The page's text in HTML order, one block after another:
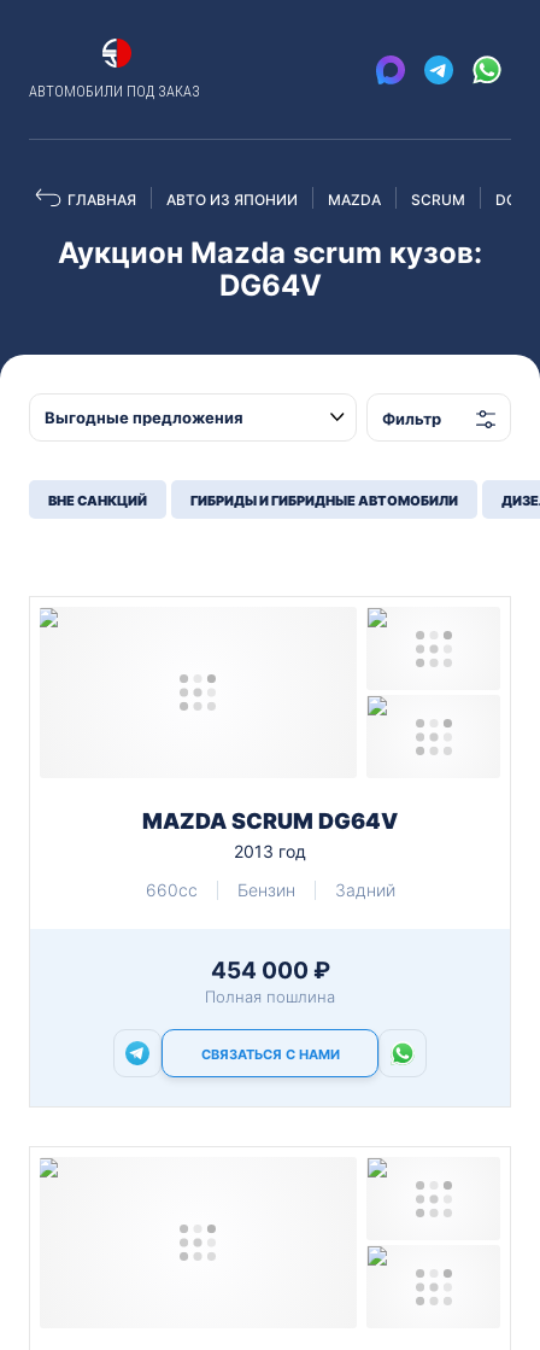
АВТОМОБИЛИ ПОД ЗАКАЗ
ГЛАВНАЯ АВТО ИЗ ЯПОНИИ MAZDA SCRUM
Аукцион Mazda scrum кузов:
DG64V
Фильтр
ВНЕ САНКЦИЙ ГИБРИДЫ И ГИБРИДНЫЕ АВТОМОБИЛИ
MAZDA SCRUM DG64V
2013 год
660cc
Бензин Задний
454 000 ₽
Полная пошлина
СВЯЗАТЬСЯ С НАМИ